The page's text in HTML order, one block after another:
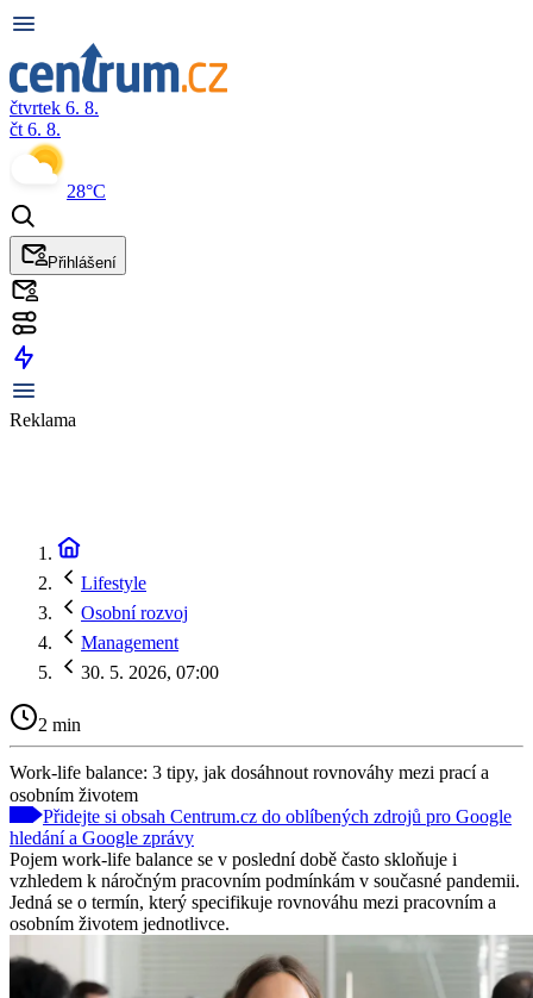
čtvrtek 6. 8.
čt 6. 8.
28°C
Přihlášení
Reklama
Lifestyle
Osobní rozvoj
Management
30. 5. 2026, 07:00
2 min
Work-life balance: 3 tipy, jak dosáhnout rovnováhy mezi prací a
osobním životem
Přidejte si obsah Centrum.cz do oblíbených zdrojů pro Google
hledání a Google zprávy
Pojem work-life balance se v poslední době často skloňuje i
vzhledem k náročným pracovním podmínkám v současné pandemii.
Jedná se o termín, který specifikuje rovnováhu mezi pracovním a
osobním životem jednotlivce.